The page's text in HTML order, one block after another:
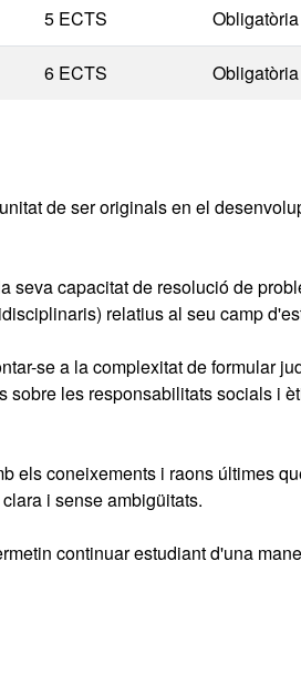
5 ECTS Obligatòria
6 ECTS Obligatòria
de ser originals en el
seva capacitat de resolució de
relatius al seu camp
se a la complexitat de formular
sobre les responsabilitats socials i
els coneixements i raons últimes
i sense ambigüitats.
continuar estudiant d'una